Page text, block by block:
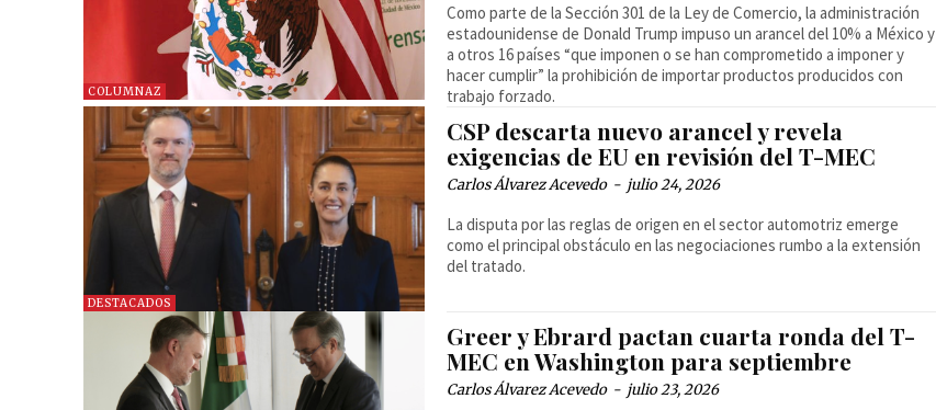
COLUMNAZ
Como parte de la Sección 301 de la Ley de Comercio, la administración
estadounidense de Donald Trump impuso un arancel del 10% a México y
a otros 16 países “que imponen o se han comprometido a imponer y
hacer cumplir” la prohibición de importar productos producidos con
trabajo forzado.
DESTACADOS
CSP descarta nuevo arancel y revela
exigencias de EU en revisión del T-MEC
Carlos Álvarez Acevedo - julio 24, 2026
La disputa por las reglas de origen en el sector automotriz emerge
como el principal obstáculo en las negociaciones rumbo a la extensión
del tratado.
Greer y Ebrard pactan cuarta ronda del T-
MEC en Washington para septiembre
Carlos Álvarez Acevedo - julio 23, 2026